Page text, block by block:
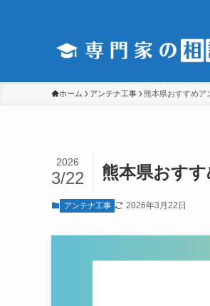
ホーム アンテナ工事 熊本県おすすめア
熊本県おす
2026
3/22
アンテナ工事 2026年3月22日